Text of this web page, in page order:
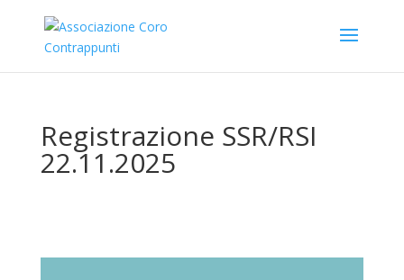
Registrazione SSR/RSI
22.11.2025